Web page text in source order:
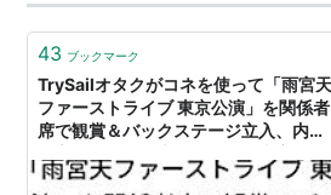
「お祭りマッスルユニット」なので
ていかれるわけです…
43 ブックマーク
TrySailオタクがコネを使って「雨宮天
ファーストライブ 東京公演」を関係者
席で観賞＆バックステージ立入、内緒
露して炎上